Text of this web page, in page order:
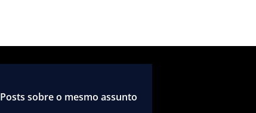
Posts sobre o mesmo assunto